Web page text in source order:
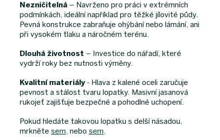
Nezničitelná – Navrženo pro práci v extrémních
podmínkách, ideální například pro těžké jílovité půdy.
Pevná konstrukce zabraňuje ohýbání nebo lámání, ani
při vysokém tlaku a náročném terénu.
Dlouhá životnost – Investice do nářadí, které
vydrží roky bez nutnosti výměny.
Kvalitní materiály- Hlava z kalené oceli zaručuje
pevnost a stálost tvaru lopatky. Masivní jasanová
rukojeť zajišťuje bezpečné a pohodlné uchopení.
Pokud hledáte takovou lopatku s delší násadou,
mrkněte sem, nebo sem.